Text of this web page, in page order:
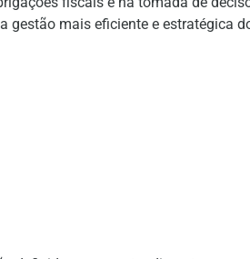
gestão mais eficiente e estratégica